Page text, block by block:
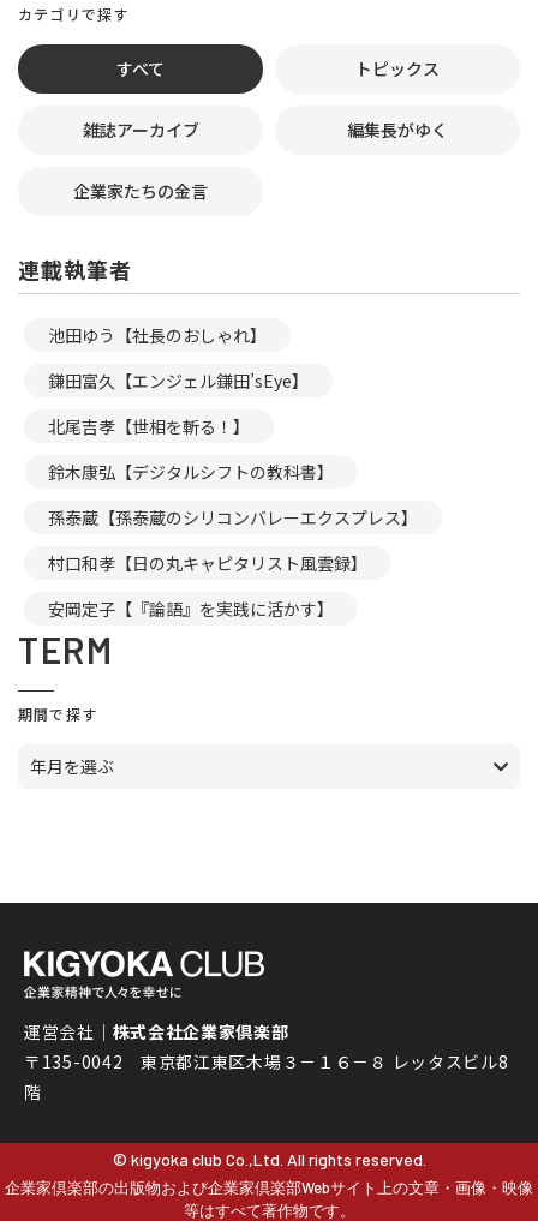
カテゴリで探す
すべて トピックス
雑誌アーカイブ 編集長がゆく
企業家たちの金言
連載執筆者
池田ゆう【社長のおしゃれ】
鎌田富久【エンジェル鎌田’sEye】
北尾吉孝【世相を斬る！】
鈴木康弘【デジタルシフトの教科書】
孫泰蔵【孫泰蔵のシリコンバレーエクスプレス】
村口和孝【日の丸キャピタリスト風雲録】
安岡定子【『論語』を実践に活かす】
TERM
期間で探す
年月を選ぶ
運営会社｜ 株式会社企業家倶楽部
〒135-0042 東京都江東区木場３－１６－８ レッタスビル8
階
© kigyoka club Co.,Ltd. All rights reserved.
企業家倶楽部の出版物および企業家倶楽部Webサイト上の文章・画像・映像
等はすべて著作物です。